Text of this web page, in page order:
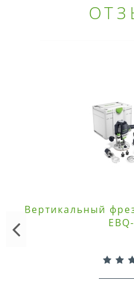
Вертикальный